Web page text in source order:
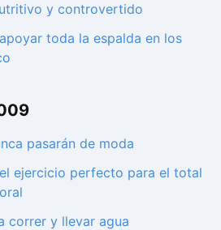
y controvertido
toda la espalda en los
pasarán de moda
ejercicio perfecto para el total
correr y llevar agua